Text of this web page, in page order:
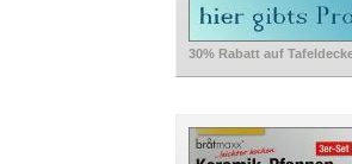
30% Rabatt auf